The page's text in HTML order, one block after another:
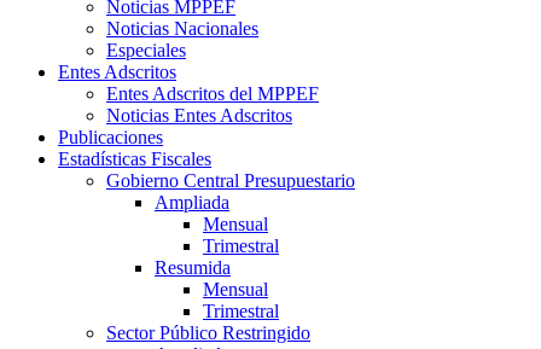
Noticias MPPEF
Noticias Nacionales
Especiales
Entes Adscritos
Entes Adscritos del MPPEF
Noticias Entes Adscritos
Publicaciones
Estadísticas Fiscales
Gobierno Central Presupuestario
Ampliada
Mensual
Trimestral
Resumida
Mensual
Trimestral
Sector Público Restringido